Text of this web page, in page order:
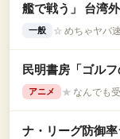
艦で戦う」 台湾
一般 ☆ めちゃヤバ
民明書房「ゴル
アニメ ★ なんでも
ナ・リーグ防御